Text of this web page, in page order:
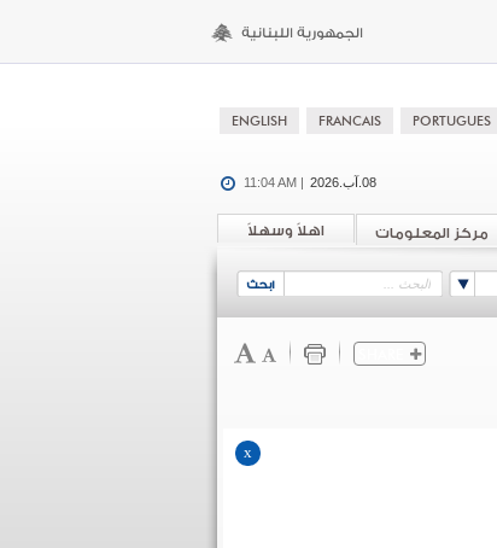
08.آب.2026 11:04 AM |
اهلاً وسهلاً مركز المعلومات